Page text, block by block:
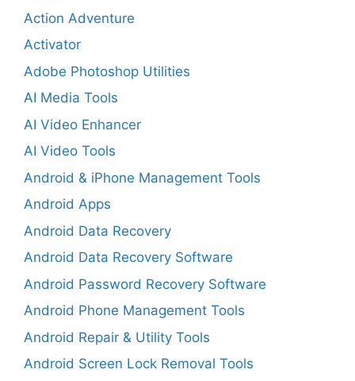
Action Adventure
Activator
Adobe Photoshop Utilities
AI Media Tools
AI Video Enhancer
AI Video Tools
Android & iPhone Management Tools
Android Apps
Android Data Recovery
Android Data Recovery Software
Android Password Recovery Software
Android Phone Management Tools
Android Repair & Utility Tools
Android Screen Lock Removal Tools